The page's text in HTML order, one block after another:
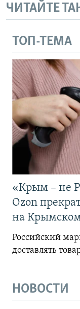
ЧИТАЙТЕ
ТОП-ТЕМА
«Крым – не
Ozon
на Крымском
Российский
доставлять
НОВОСТИ